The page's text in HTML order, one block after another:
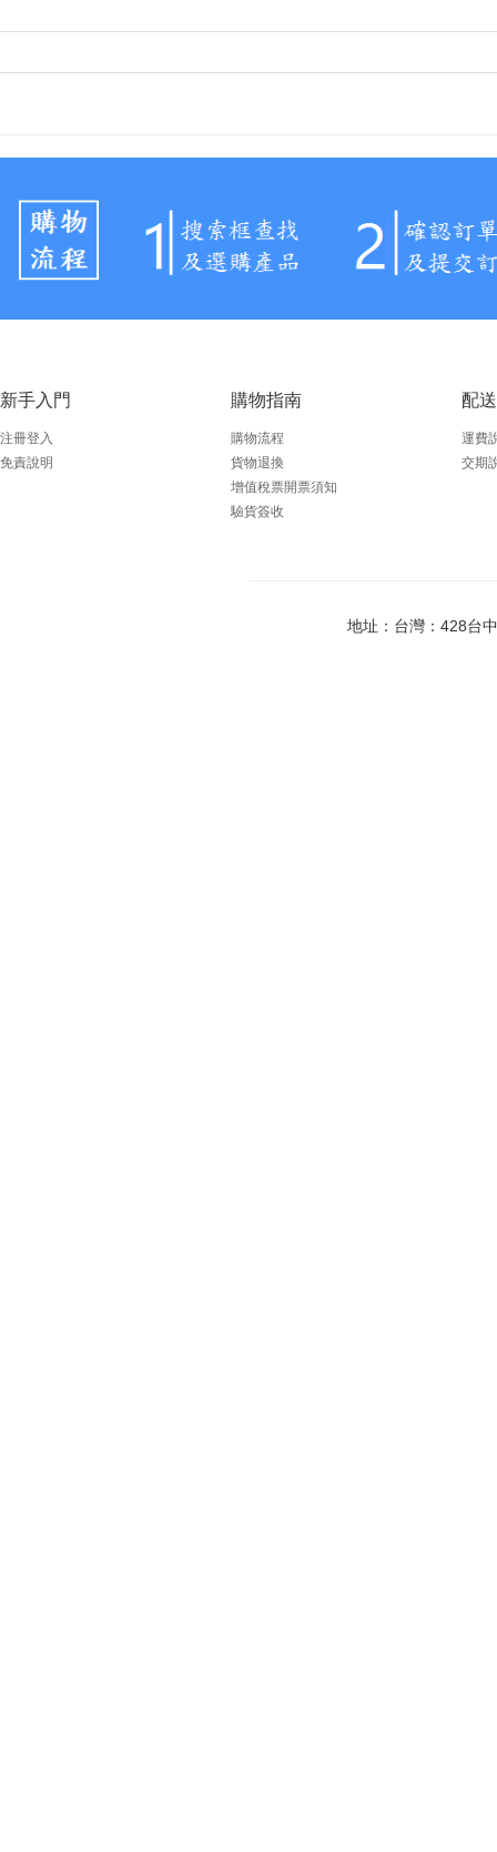
新手入門
注冊登入
免責說明
購物指南
購物流程
貨物退換
增值稅票開票須知
驗貨簽收
配
運費
交期
地址：台灣：428台